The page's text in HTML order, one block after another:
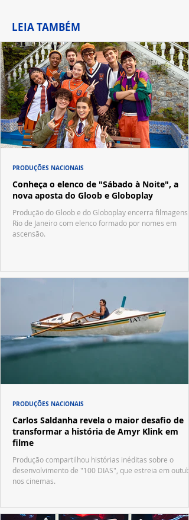
LEIA TAMBÉM
Conheça o elenco de "Sábado à Noite", a
nova aposta do Gloob e Globoplay
Produção do Gloob e do Globoplay encerra filmagens
Rio de Janeiro com elenco formado por nomes em
ascensão.
PRODUÇÕES NACIONAIS
Carlos Saldanha revela o maior desafio de
transformar a história de Amyr Klink em
filme
Produção compartilhou histórias inéditas sobre o
desenvolvimento de "100 DIAS", que estreia em
nos cinemas.
PRODUÇÕES NACIONAIS